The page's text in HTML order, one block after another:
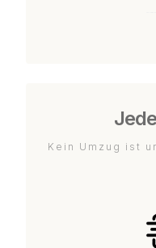
Kein Umzug ist